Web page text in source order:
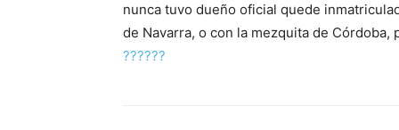
nunca tuvo dueño oficial quede
de Navarra, o con la mezquita de
??????